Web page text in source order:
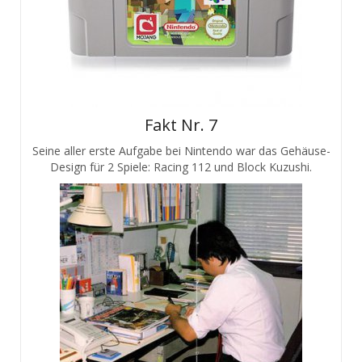
Fakt Nr. 7
Seine aller erste Aufgabe bei Nintendo war das Gehäuse-
Design für 2 Spiele: Racing 112 und Block Kuzushi.